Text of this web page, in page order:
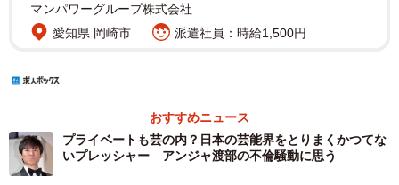
マンパワーグループ株式会社
愛知県 岡崎市
派遣社員：時給1,500円
おすすめニュース
プライベートも芸の内？日本の芸能界をとりまくかつてな
いプレッシャー アンジャ渡部の不倫騒動に思う